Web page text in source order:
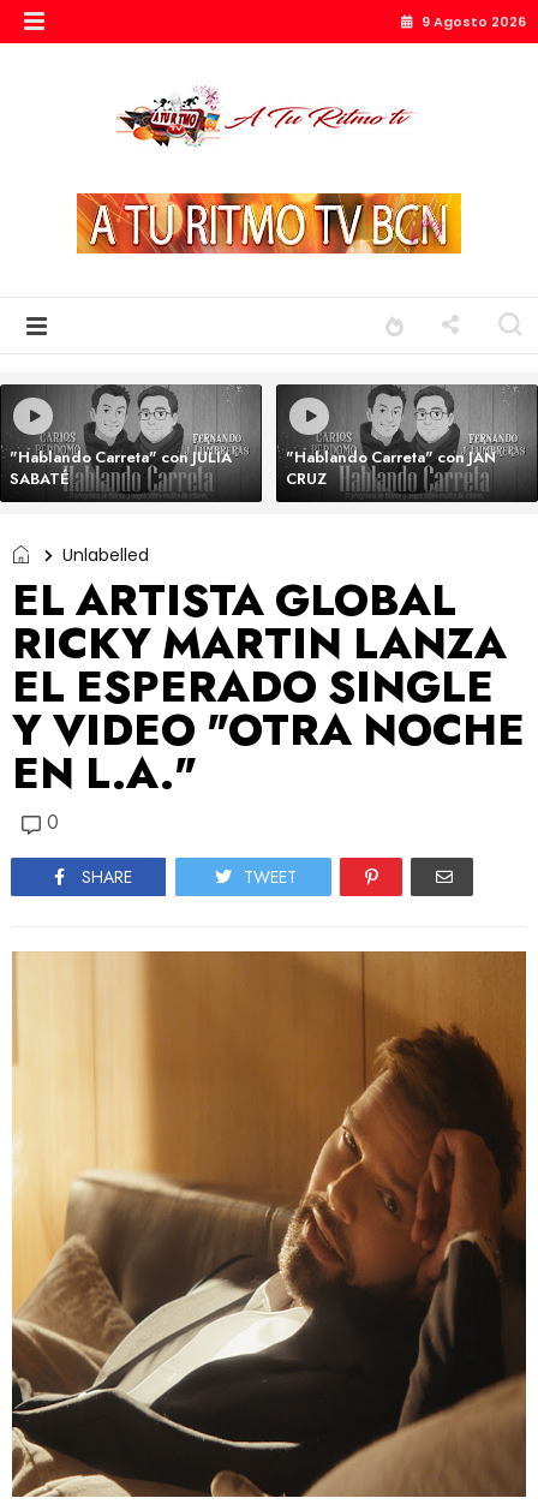
9 Agosto 2026
"Hablando Carreta" con JULIA
SABATÉ
"Hablando Carreta" con JAN
CRUZ
Unlabelled
EL ARTISTA GLOBAL
RICKY MARTIN LANZA
EL ESPERADO SINGLE
Y VIDEO "OTRA NOCHE
EN L.A."
0
SHARE TWEET